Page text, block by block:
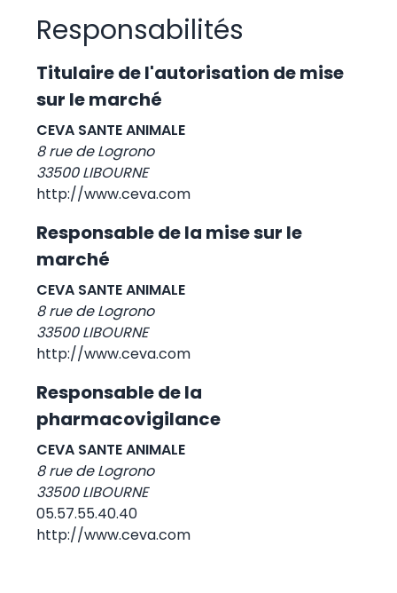
Responsabilités
Titulaire de l'autorisation de mise
sur le marché
CEVA SANTE ANIMALE
8 rue de Logrono
33500 LIBOURNE
http://www.ceva.com
Responsable de la mise sur le
marché
CEVA SANTE ANIMALE
8 rue de Logrono
33500 LIBOURNE
http://www.ceva.com
Responsable de la
pharmacovigilance
CEVA SANTE ANIMALE
8 rue de Logrono
33500 LIBOURNE
05.57.55.40.40
http://www.ceva.com